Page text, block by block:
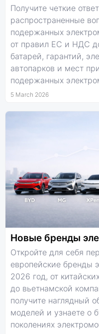
Получите четкие
распространенные
подержанных
от правил ЕС и НДС
батарей, гарантий,
автопарков и мест
подержанных
5 March 2026
Новые бренды
Откройте для себя
европейские бренды
2026 год, от
до вьетнамской
получите наглядный
моделей и узнаете о
поколениях